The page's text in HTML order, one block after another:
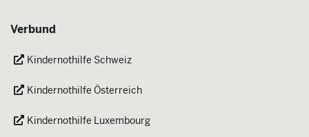
Verbund
Kindernothilfe Schweiz
Kindernothilfe Österreich
Kindernothilfe Luxembourg